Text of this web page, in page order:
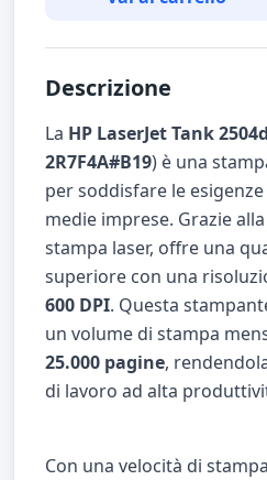
Descrizione
La HP LaserJet Tank
2R7F4A#B19) è una
per soddisfare le
medie imprese. Grazie
stampa laser, offre una
superiore con una
600 DPI. Questa
un volume di stampa
25.000 pagine,
di lavoro ad alta
Con una velocità di